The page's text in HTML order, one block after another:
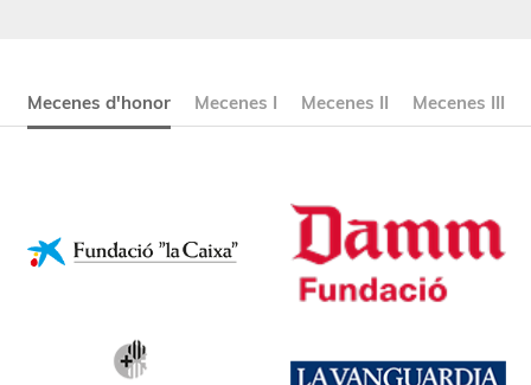
Mecenes d'honor Mecenes I Mecenes II Mecenes III